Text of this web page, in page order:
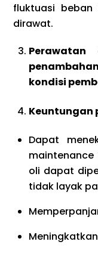
fluktuasi
dirawat.
kondisi
Keuntungan
Dapat
oli dapat
tidak layak